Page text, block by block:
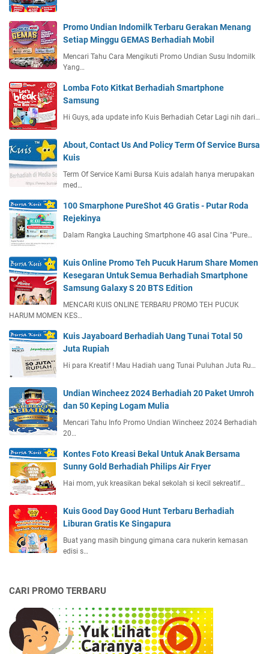
Promo Undian Indomilk Terbaru Gerakan Menang
Setiap Minggu GEMAS Berhadiah Mobil
Mencari Tahu Cara Mengikuti Promo Undian Susu Indomilk
Yang…
Lomba Foto Kitkat Berhadiah Smartphone
Samsung
Hi Guys, ada update info Kuis Berhadiah Cetar Lagi nih dari…
About, Contact Us And Policy Term Of Service Bursa
Kuis
Term Of Service Kami Bursa Kuis adalah hanya merupakan
med…
100 Smarphone PureShot 4G Gratis - Putar Roda
Rejekinya
Dalam Rangka Lauching Smartphone 4G asal Cina "Pure…
Kuis Online Promo Teh Pucuk Harum Share Momen
Kesegaran Untuk Semua Berhadiah Smartphone
Samsung Galaxy S 20 BTS Edition
MENCARI KUIS ONLINE TERBARU PROMO TEH PUCUK
HARUM MOMEN KES…
Kuis Jayaboard Berhadiah Uang Tunai Total 50
Juta Rupiah
Hi para Kreatif ! Mau Hadiah uang Tunai Puluhan Juta Ru…
Undian Wincheez 2024 Berhadiah 20 Paket Umroh
dan 50 Keping Logam Mulia
Mencari Tahu Info Promo Undian Wincheez 2024 Berhadiah
20…
Kontes Foto Kreasi Bekal Untuk Anak Bersama
Sunny Gold Berhadiah Philips Air Fryer
Hai mom, yuk kreasikan bekal sekolah si kecil sekreatif…
Kuis Good Day Good Hunt Terbaru Berhadiah
Liburan Gratis Ke Singapura
Buat yang masih bingung gimana cara nukerin kemasan
edisi s…
CARI PROMO TERBARU